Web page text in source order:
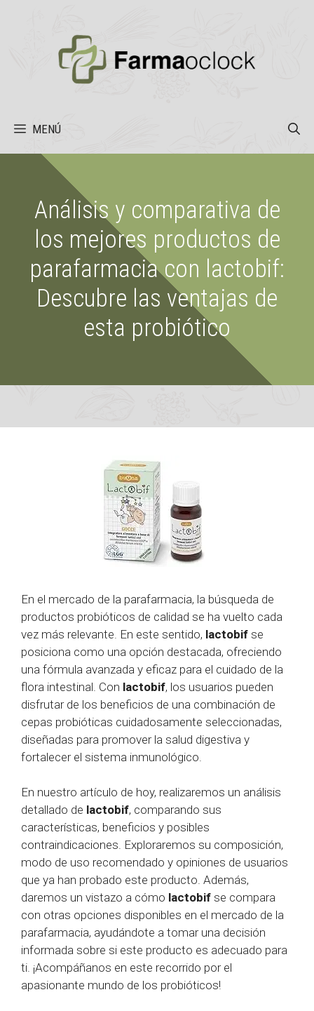
MENÚ
Análisis y comparativa de
los mejores productos de
parafarmacia con lactobif:
Descubre las ventajas de
esta probiótico
En el mercado de la parafarmacia, la búsqueda de
productos probióticos de calidad se ha vuelto cada
vez más relevante. En este sentido, lactobif se
posiciona como una opción destacada, ofreciendo
una fórmula avanzada y eficaz para el cuidado de la
flora intestinal. Con lactobif, los usuarios pueden
disfrutar de los beneficios de una combinación de
cepas probióticas cuidadosamente seleccionadas,
diseñadas para promover la salud digestiva y
fortalecer el sistema inmunológico.
En nuestro artículo de hoy, realizaremos un análisis
detallado de lactobif, comparando sus
características, beneficios y posibles
contraindicaciones. Exploraremos su composición,
modo de uso recomendado y opiniones de usuarios
que ya han probado este producto. Además,
daremos un vistazo a cómo lactobif se compara
con otras opciones disponibles en el mercado de la
parafarmacia, ayudándote a tomar una decisión
informada sobre si este producto es adecuado para
ti. ¡Acompáñanos en este recorrido por el
apasionante mundo de los probióticos!